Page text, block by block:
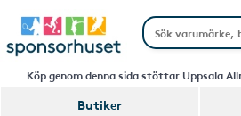
Köp genom denna sida stöttar Uppsala
Butiker